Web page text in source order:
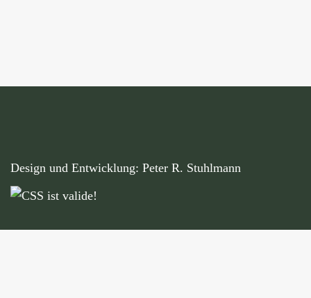
Design und Entwicklung: Peter R. Stuhlmann